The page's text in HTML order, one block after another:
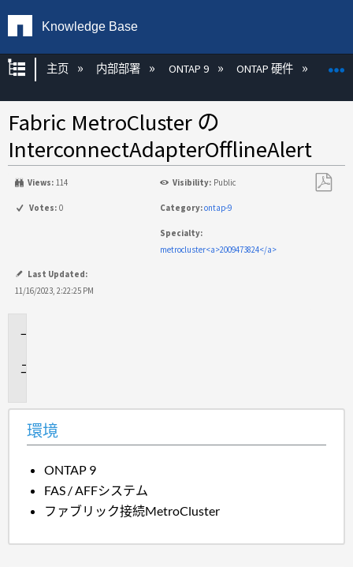
Knowledge Base
扩展/隐缩全局层次
主页 内部部署 ONTAP 9 ONTAP 硬件
Fabric MetroCluster の
InterconnectAdapterOfflineAlert
Views: 114 Visibility: Public
Votes: 0 Category:ontap-9
Specialty:
metrocluster<a>2009473824</a>
Last Updated:
11/16/2023, 2:22:25 PM
環境
ONTAP 9
FAS / AFFシステム
ファブリック接続MetroCluster